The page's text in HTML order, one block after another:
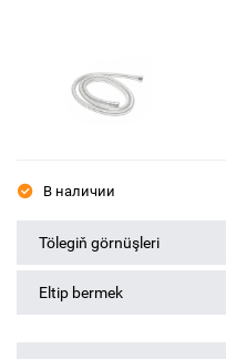
В наличии
Tölegiň görnüşleri
Eltip bermek